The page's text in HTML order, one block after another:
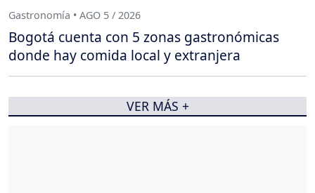
Gastronomía • AGO 5 / 2026
Bogotá cuenta con 5 zonas gastronómicas
donde hay comida local y extranjera
VER MÁS +